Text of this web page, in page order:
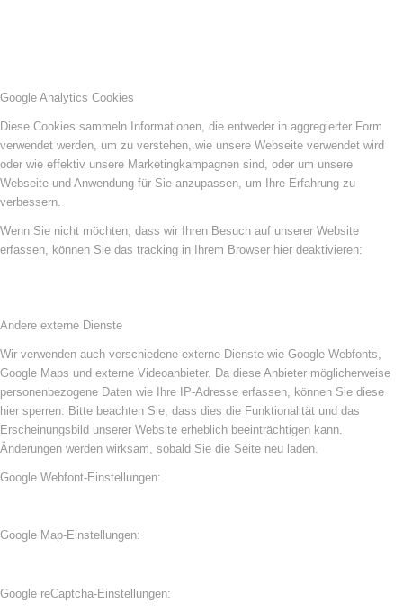
Google Analytics Cookies
Diese Cookies sammeln Informationen, die entweder in aggregierter Form
verwendet werden, um zu verstehen, wie unsere Webseite verwendet wird
oder wie effektiv unsere Marketingkampagnen sind, oder um unsere
Webseite und Anwendung für Sie anzupassen, um Ihre Erfahrung zu
verbessern.
Wenn Sie nicht möchten, dass wir Ihren Besuch auf unserer Website
erfassen, können Sie das tracking in Ihrem Browser hier deaktivieren:
Andere externe Dienste
Wir verwenden auch verschiedene externe Dienste wie Google Webfonts,
Google Maps und externe Videoanbieter. Da diese Anbieter möglicherweise
personenbezogene Daten wie Ihre IP-Adresse erfassen, können Sie diese
hier sperren. Bitte beachten Sie, dass dies die Funktionalität und das
Erscheinungsbild unserer Website erheblich beeinträchtigen kann.
Änderungen werden wirksam, sobald Sie die Seite neu laden.
Google Webfont-Einstellungen:
Google Map-Einstellungen:
Google reCaptcha-Einstellungen: